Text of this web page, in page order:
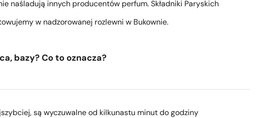
naśladują innych producentów perfum. Składniki Paryskich
w nadzorowanej rozlewni w Bukownie.
bazy? Co to oznacza?
są wyczuwalne od kilkunastu minut do godziny